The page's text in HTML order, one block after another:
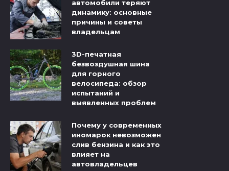
автомобили теряют
динамику: основные
причины и советы
владельцам
3D-печатная
безвоздушная шина
для горного
велосипеда: обзор
испытаний и
выявленных проблем
Почему у современных
иномарок невозможен
слив бензина и как это
влияет на
автовладельцев